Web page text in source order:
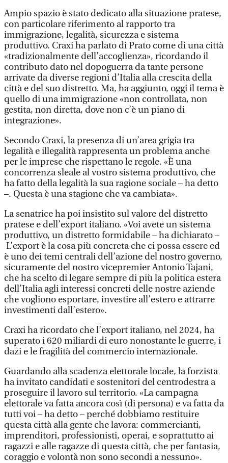
Ampio spazio è stato dedicato alla situazione pratese,
con particolare riferimento al rapporto tra
immigrazione, legalità, sicurezza e sistema
produttivo. Craxi ha parlato di Prato come di una città
«tradizionalmente dell’accoglienza», ricordando il
contributo dato nel dopoguerra da tante persone
arrivate da diverse regioni d’Italia alla crescita della
città e del suo distretto. Ma, ha aggiunto, oggi il tema è
quello di una immigrazione «non controllata, non
gestita, non diretta, dove non c’è un piano di
integrazione».
Secondo Craxi, la presenza di un’area grigia tra
legalità e illegalità rappresenta un problema anche
per le imprese che rispettano le regole. «È una
concorrenza sleale al vostro sistema produttivo, che
ha fatto della legalità la sua ragione sociale – ha detto
–. Questa è una stagione che va cambiata».
La senatrice ha poi insistito sul valore del distretto
pratese e dell’export italiano. «Voi avete un sistema
produttivo, un distretto formidabile – ha dichiarato –
L’export è la cosa più concreta che ci possa essere ed
è uno dei temi centrali dell’azione del nostro governo,
sicuramente del nostro vicepremier Antonio Tajani,
che ha scelto di legare sempre di più la politica estera
dell’Italia agli interessi concreti delle nostre aziende
che vogliono esportare, investire all’estero e attrarre
investimenti dall’estero».
Craxi ha ricordato che l’export italiano, nel 2024, ha
superato i 620 miliardi di euro nonostante le guerre, i
dazi e le fragilità del commercio internazionale.
Guardando alla scadenza elettorale locale, la forzista
ha invitato candidati e sostenitori del centrodestra a
proseguire il lavoro sul territorio. «La campagna
elettorale va fatta ancora così (di persona) e va fatta da
tutti voi – ha detto – perché dobbiamo restituire
questa città alla gente che lavora: commercianti,
imprenditori, professionisti, operai, e soprattutto ai
ragazzi e alle ragazze di questa città, che per fantasia,
coraggio e volontà non sono secondi a nessuno».